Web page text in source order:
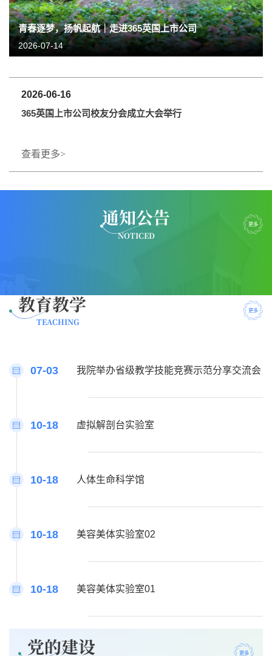
青春逐梦，扬帆起航｜走进365英国上市公司
2026-07-14
2026-06-16
365英国上市公司校友分会成立大会举行
查看更多>
通知公告
NOTICED
更多
教育教学
TEACHING
更多
07-03 我院举办省级教学技能竞赛示范分享交流会
10-18 虚拟解剖台实验室
10-18 人体生命科学馆
10-18 美容美体实验室02
10-18 美容美体实验室01
党的建设 更多